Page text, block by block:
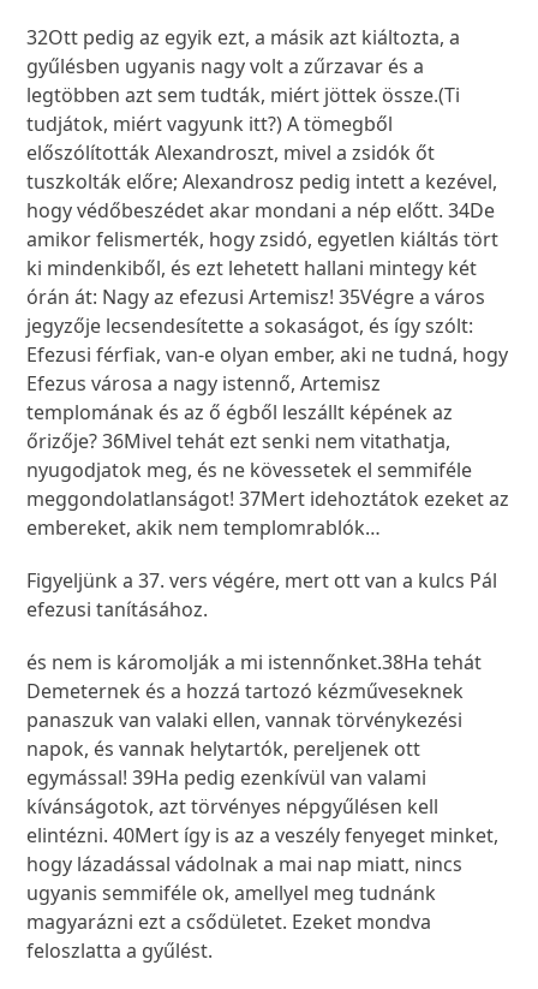
32Ott pedig az egyik ezt, a másik azt kiáltozta, a
gyűlésben ugyanis nagy volt a zűrzavar és a
legtöbben azt sem tudták, miért jöttek össze.(Ti
tudjátok, miért vagyunk itt?) A tömegből
előszólították Alexandroszt, mivel a zsidók őt
tuszkolták előre; Alexandrosz pedig intett a kezével,
hogy védőbeszédet akar mondani a nép előtt.34De
amikor felismerték, hogy zsidó, egyetlen kiáltás tört
ki mindenkiből, és ezt lehetett hallani mintegy két
órán át: Nagy az efezusi Artemisz!35Végre a város
jegyzője lecsendesítette a sokaságot, és így szólt:
Efezusi férfiak, van-e olyan ember, aki ne tudná, hogy
Efezus városa a nagy istennő, Artemisz
templomának és az ő égből leszállt képének az
őrizője?36Mivel tehát ezt senki nem vitathatja,
nyugodjatok meg, és ne kövessetek el semmiféle
meggondolatlanságot!37Mert idehoztátok ezeket az
embereket, akik nem templomrablók…
Figyeljünk a 37. vers végére, mert ott van a kulcs Pál
efezusi tanításához.
és nem is káromolják a mi istennőnket.38Ha tehát
Demeternek és a hozzá tartozó kézműveseknek
panaszuk van valaki ellen, vannak törvénykezési
napok, és vannak helytartók, pereljenek ott
egymással!39Ha pedig ezenkívül van valami
kívánságotok, azt törvényes népgyűlésen kell
elintézni.40Mert így is az a veszély fenyeget minket,
hogy lázadással vádolnak a mai nap miatt, nincs
ugyanis semmiféle ok, amellyel meg tudnánk
magyarázni ezt a csődületet. Ezeket mondva
feloszlatta a gyűlést.